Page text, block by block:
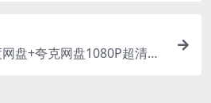
盘+夸克网盘1080P超清未